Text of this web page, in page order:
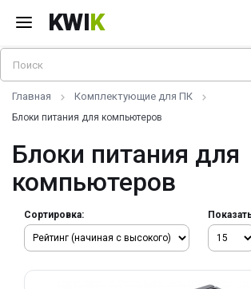
KWIK
Главная Комплектующие для ПК
Блоки питания для компьютеров
Блоки питания для
компьютеров
Сортировка: